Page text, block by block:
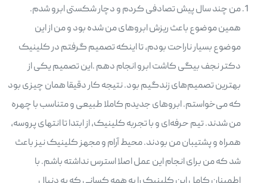
من چند سال پیش تصادفی کردم و دچار شکستی ابرو شدم.
همین موضوع باعث ریزش ابروهای من شده بود و من از این
موضوع بسیار ناراحت بودم، تا اینکه تصمیم گرفتم در کلینیک
دکتر نجف بیگی کاشت ابرو انجام دهم .این تصمیم یکی از
بهترین تصمیم‌های زندگیم بود. نتیجه کار دقیقا همان چیزی بود
که می‌خواستم. ابروهای جدیدم کاملا طبیعی و متناسب با چهره
من شدند. تیم حرفه‌ای و با تجربه کلینیک، از ابتدا تا انتهای پروسه،
همراه و پشتیبان من بودند. محیط آرام و مجهز کلینیک نیز باعث
شد که من برای انجام این عمل اصلا استرس نداشته باشم. با